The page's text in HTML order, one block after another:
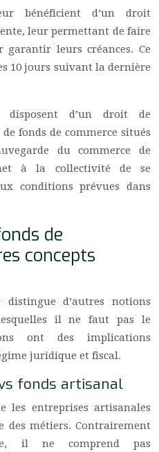
bénéficient d’un droit
leur permettant de faire
leurs créances. Ce
10 jours suivant la dernière
disposent d’un droit de
fonds de commerce situés
du commerce de
à la collectivité de se
conditions prévues dans
de
concepts
d’autres notions
il ne faut pas le
ont des implications
juridique et fiscal.
fonds artisanal
les entreprises artisanales
des métiers. Contrairement
il ne comprend pas